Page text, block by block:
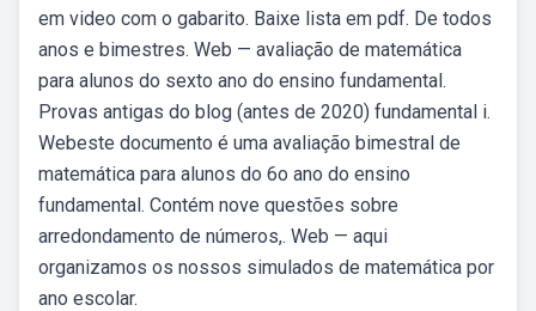
em video com o gabarito. Baixe lista em pdf. De todos
anos e bimestres. Web — avaliação de matemática
para alunos do sexto ano do ensino fundamental.
Provas antigas do blog (antes de 2020) fundamental i.
Webeste documento é uma avaliação bimestral de
matemática para alunos do 6o ano do ensino
fundamental. Contém nove questões sobre
arredondamento de números,. Web — aqui
organizamos os nossos simulados de matemática por
ano escolar.